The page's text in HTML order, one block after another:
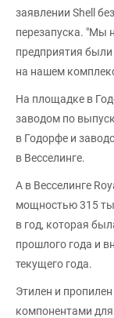
заявлении Shell
перезапуска. "Мы
предприятия
на нашем
На площадке в
заводом по
в Годорфе и
в Весселинге.
А в Весселинге
мощностью 315
в год, которая
прошлого года и
текущего года.
Этилен и
компонентами